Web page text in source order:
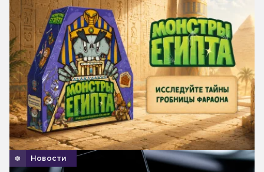
Новости